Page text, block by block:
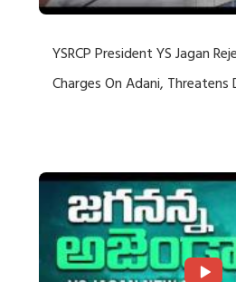
YSRCP President YS Jagan
Charges On Adani,